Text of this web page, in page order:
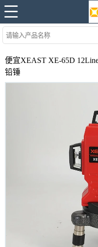
便宜XEAST XE-65D
铅锤